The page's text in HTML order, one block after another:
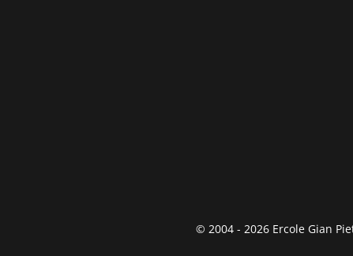
© 2004 - 2026 Ercole Gian